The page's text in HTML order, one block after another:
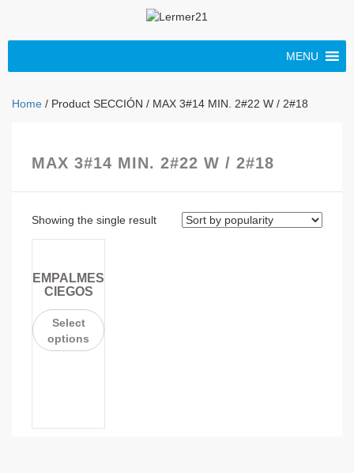
MENU
Home / Product SECCIÓN / MAX 3#14 MIN. 2#22 W / 2#18
MAX 3#14 MIN. 2#22 W / 2#18
Showing the single result
EMPALMES
CIEGOS
Select
options